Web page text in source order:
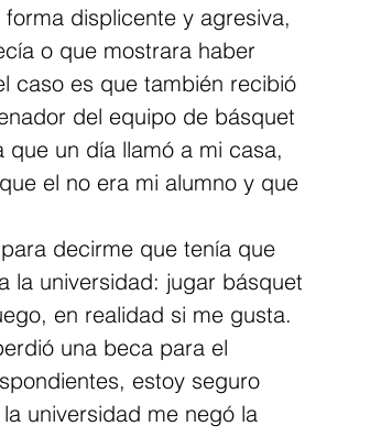
displicente y agresiva,
o que mostrara haber
caso es que también recibió
del equipo de básquet
un día llamó a mi casa,
el no era mi alumno y que
decirme que tenía que
la universidad: jugar básquet
en realidad si me gusta.
una beca para el
estoy seguro
universidad me negó la